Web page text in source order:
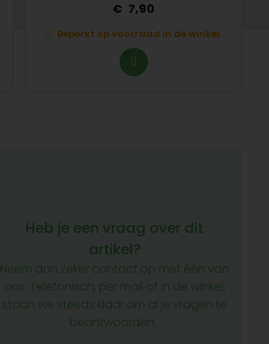
7,90
Beperkt op voorraad in de winkel.
Heb je een vraag over dit
artikel?
Neem dan zeker contact op met één van
ons. Telefonisch, per mail of in de winkel,
staan we steeds klaar om al je vragen te
beantwoorden.